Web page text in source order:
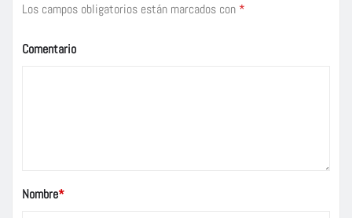
Los campos obligatorios están marcados con *
Comentario
Nombre*